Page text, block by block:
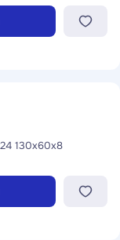
Гранитный памятник ФГ-224 130x60x8